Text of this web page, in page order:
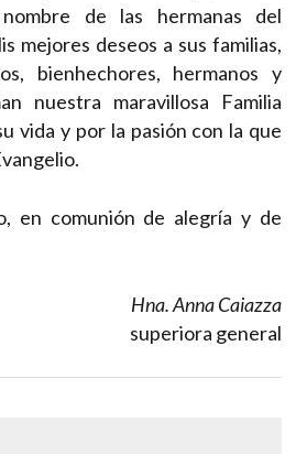
de las hermanas del
mejores deseos a sus familias,
bienhechores, hermanos y
nuestra maravillosa Familia
vida y por la pasión con la que
en comunión de alegría y de
Hna. Anna Caiazza
superiora general